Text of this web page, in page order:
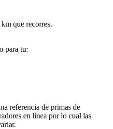
que recorres.
para tu:
referencia de primas de
en línea por lo cual las